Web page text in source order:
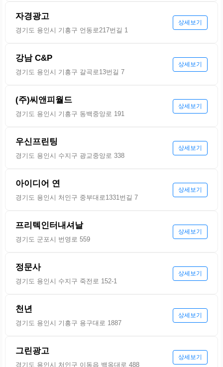
자경광고
경기도 용인시 기흥구 언동로217번길 1
상세보기
강남 C&P
경기도 용인시 기흥구 갈곡로13번길 7
상세보기
(주)씨앤피월드
경기도 용인시 기흥구 동백중앙로 191
상세보기
우신프린팅
경기도 용인시 수지구 광교중앙로 338
상세보기
아이디어 연
경기도 용인시 처인구 중부대로1331번길 7
상세보기
프리텍인터내셔날
경기도 군포시 번영로 559
상세보기
정문사
경기도 용인시 수지구 죽전로 152-1
상세보기
천년
경기도 용인시 기흥구 용구대로 1887
상세보기
그린광고
경기도 용인시 처인구 이동읍 백옥대로 488
상세보기